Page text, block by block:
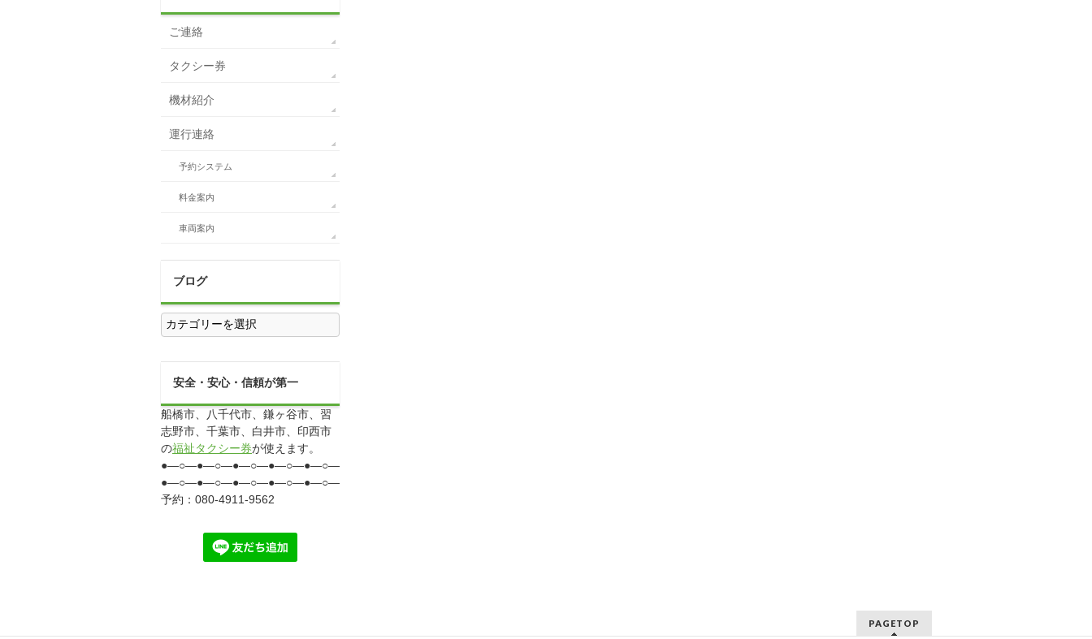
ご連絡
タクシー券
機材紹介
運行連絡
予約システム
料金案内
車両案内
ブログ
ブ
ロ
安全・安心・信頼が第一
船橋市、八千代市、鎌ヶ谷市、習
志野市、千葉市、白井市、印西市
の福祉タクシー券が使えます。
●―○―●―○―●―○―●―○―●―○―●―○―●―○―●
●―○―●―○―●―○―●―○―●―○―●―○―●―○―●
予約：080-4911-9562
PAGETOP